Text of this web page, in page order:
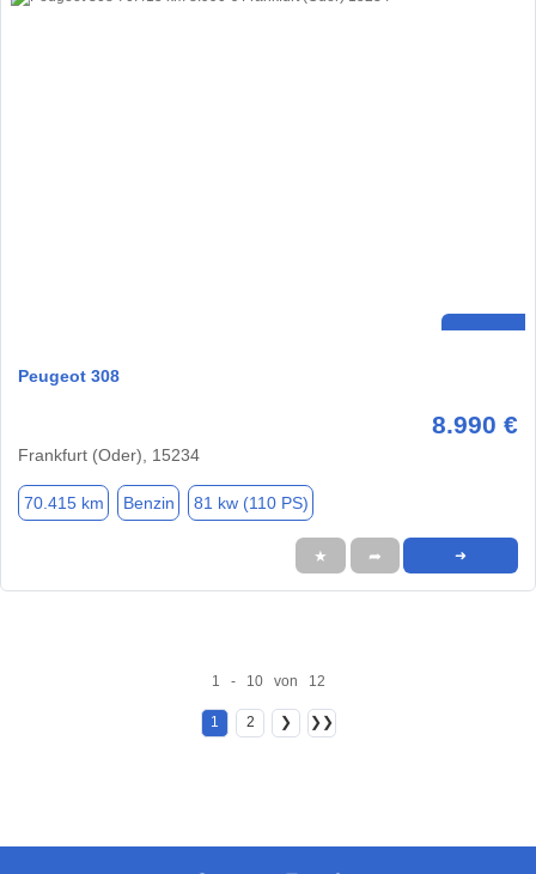
Peugeot 308
8.990 €
Frankfurt (Oder), 15234
70.415 km Benzin 81 kw (110 PS)
★ ➦ ➜
1 - 10 von 12
1 2 ❯ ❯❯